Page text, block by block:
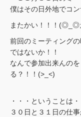
僕はその日外地でコ
またかい！！！
前回のミーティング
ではないか！！
なんで参加出来んの
る？！！(>_<)
・・・ということは・
３０日と３１日の仕